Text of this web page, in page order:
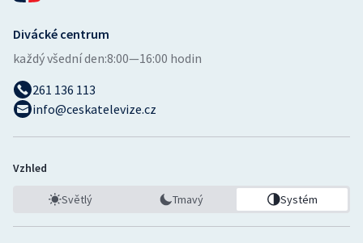
Ostatní
Divácké centrum
každý všední den:8:00—16:00 hodin
261 136 113
info@ceskatelevize.cz
Vzhled
Světlý Tmavý Systém